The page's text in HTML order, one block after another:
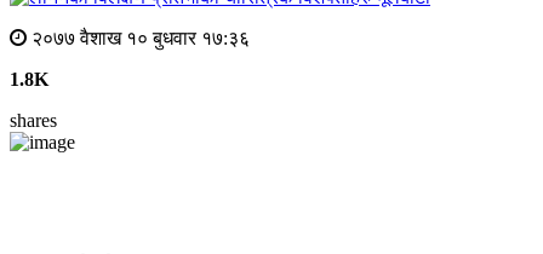
२०७७ वैशाख १० बुधवार १७:३६
1.8K
shares